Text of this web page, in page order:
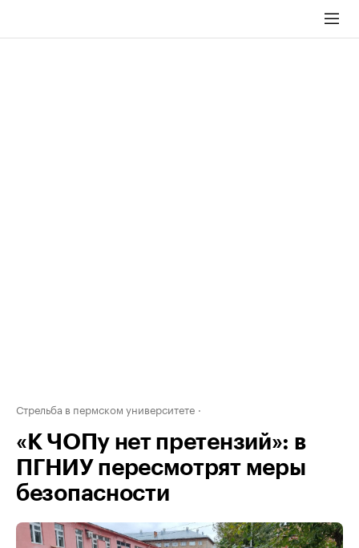
Стрельба в пермском университете
«К ЧОПу нет претензий»: в
ПГНИУ пересмотрят меры
безопасности